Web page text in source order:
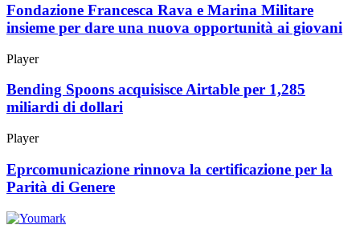
Fondazione Francesca Rava e Marina Militare
insieme per dare una nuova opportunità ai giovani
Player
Bending Spoons acquisisce Airtable per 1,285
miliardi di dollari
Player
Eprcomunicazione rinnova la certificazione per la
Parità di Genere